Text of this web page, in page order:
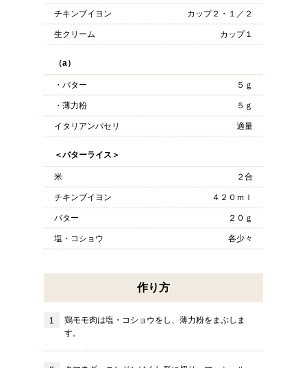
チキンブイヨン カップ２・１／２
生クリーム カップ１
（a）
・バター ５ｇ
・薄力粉 ５ｇ
イタリアンパセリ 適量
＜バターライス＞
米 ２合
チキンブイヨン ４２０ｍｌ
バター ２０ｇ
塩・コショウ 各少々
作り方
鶏モモ肉は塩・コショウをし、薄力粉をまぶしま
す。